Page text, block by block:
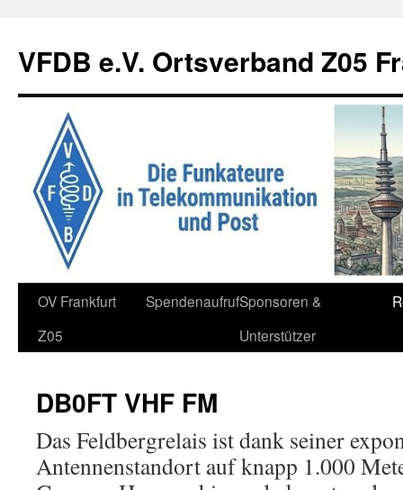
springen
VFDB e.V. Ortsverband Z05
OV Frankfurt
Z05
SpendenaufrufSponsoren &
Unterstützer
DB0FT VHF FM
Das Feldbergrelais ist dank seiner
Antennenstandort auf knapp 1.000